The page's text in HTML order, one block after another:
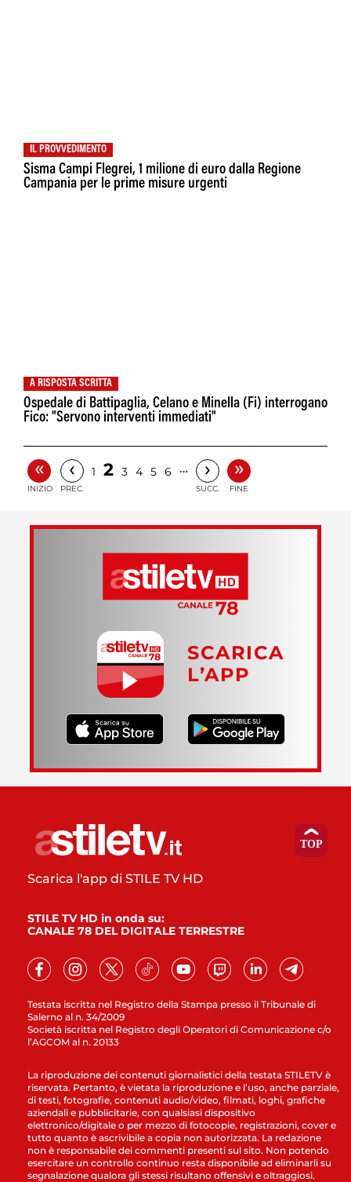
IL PROVVEDIMENTO
Sisma Campi Flegrei, 1 milione di euro dalla Regione
Campania per le prime misure urgenti
A RISPOSTA SCRITTA
Ospedale di Battipaglia, Celano e Minella (Fi) interrogano
Fico: "Servono interventi immediati"
«
INIZIO
‹
PREC.
1 2 3 4 5 6 … ›
SUCC.
»
FINE
SCARICA
L’APP
Testata iscritta nel Registro della Stampa presso il Tribunale di
Salerno al n. 34/2009
Società iscritta nel Registro degli Operatori di Comunicazione c/o
l’AGCOM al n. 20133
Scarica l'app di STILE TV HD
STILE TV HD in onda su:
CANALE 78 DEL DIGITALE TERRESTRE
La riproduzione dei contenuti giornalistici della testata STILETV è
riservata. Pertanto, è vietata la riproduzione e l’uso, anche parziale,
di testi, fotografie, contenuti audio/video, filmati, loghi, grafiche
aziendali e pubblicitarie, con qualsiasi dispositivo
elettronico/digitale o per mezzo di fotocopie, registrazioni, cover e
tutto quanto è ascrivibile a copia non autorizzata. La redazione
non è responsabile dei commenti presenti sul sito. Non potendo
esercitare un controllo continuo resta disponibile ad eliminarli su
segnalazione qualora gli stessi risultano offensivi e oltraggiosi.